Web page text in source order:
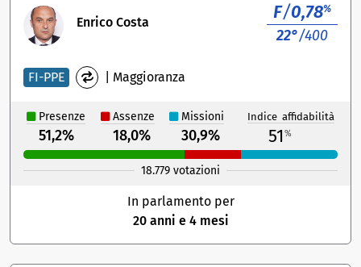
Enrico Costa F/0,78%
22°/400
FI-PPE Maggioranza
Presenze Assenze Missioni Indice affidabilità
51,2% 18,0% 30,9% 51%
18.779 votazioni
In parlamento per
20 anni e 4 mesi